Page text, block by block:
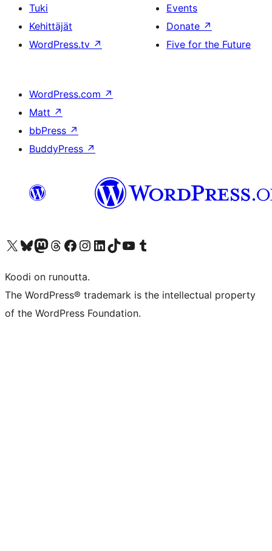
Tuki
Kehittäjät
WordPress.tv ↗
Events
Donate ↗
Five for the Future
WordPress.com ↗
Matt ↗
bbPress ↗
BuddyPress ↗
Visit our X (formerly Twitter) account
Visit our Bluesky account
Visit our Mastodon account
Visit our Threads account
Visit our Facebook page
Visit our Instagram account
Visit our LinkedIn account
Visit our TikTok account
Näytä YouTube-kanava
Visit our Tumblr account
Koodi on runoutta.
The WordPress® trademark is the intellectual property
of the WordPress Foundation.